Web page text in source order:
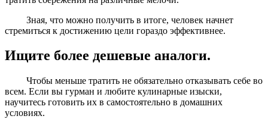
Зная, что можно получить в итоге, человек начнет
стремиться к достижению цели гораздо эффективнее.
Ищите более дешевые аналоги.
Чтобы меньше тратить не обязательно отказывать себе во
всем. Если вы гурман и любите кулинарные изыски,
научитесь готовить их в самостоятельно в домашних
условиях.